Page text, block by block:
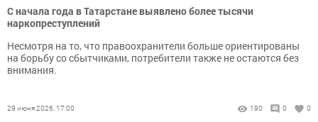
С начала года в Татарстане выявлено более тысячи
наркопреступлений
Несмотря на то, что правоохранители больше ориентированы
на борьбу со сбытчиками, потребители также не остаются без
внимания.
29 июня 2026, 17:00 190 0 0